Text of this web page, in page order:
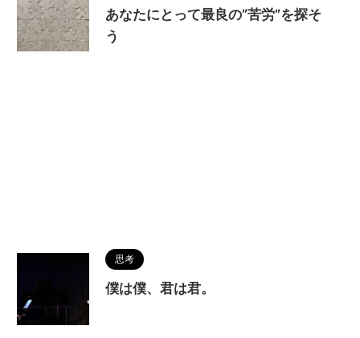
あなたにとって最良の”苦労”を探そ
う
思考
僕は僕、君は君。